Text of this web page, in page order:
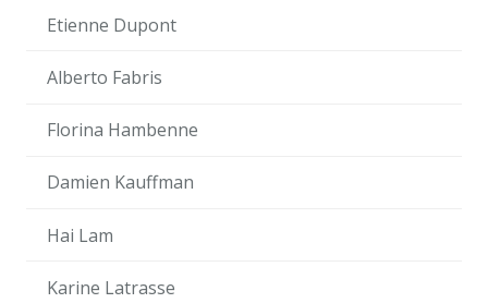
Etienne Dupont
Alberto Fabris
Florina Hambenne
Damien Kauffman
Hai Lam
Karine Latrasse